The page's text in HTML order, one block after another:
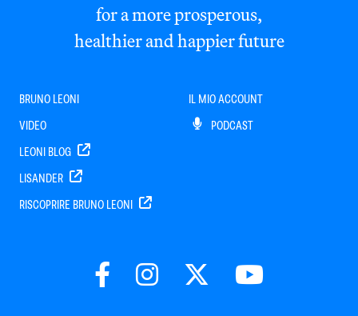
for a more prosperous,
healthier and happier future
BRUNO LEONI
VIDEO
LEONI BLOG
LISANDER
RISCOPRIRE BRUNO LEONI
IL MIO ACCOUNT
PODCAST